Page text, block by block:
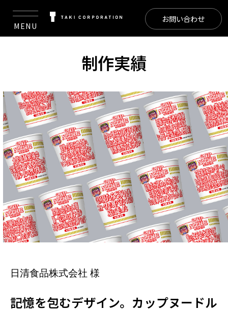
MENU
お問い合わせ
制作実績
日清食品株式会社 様
記憶を包むデザイン。カップヌードル